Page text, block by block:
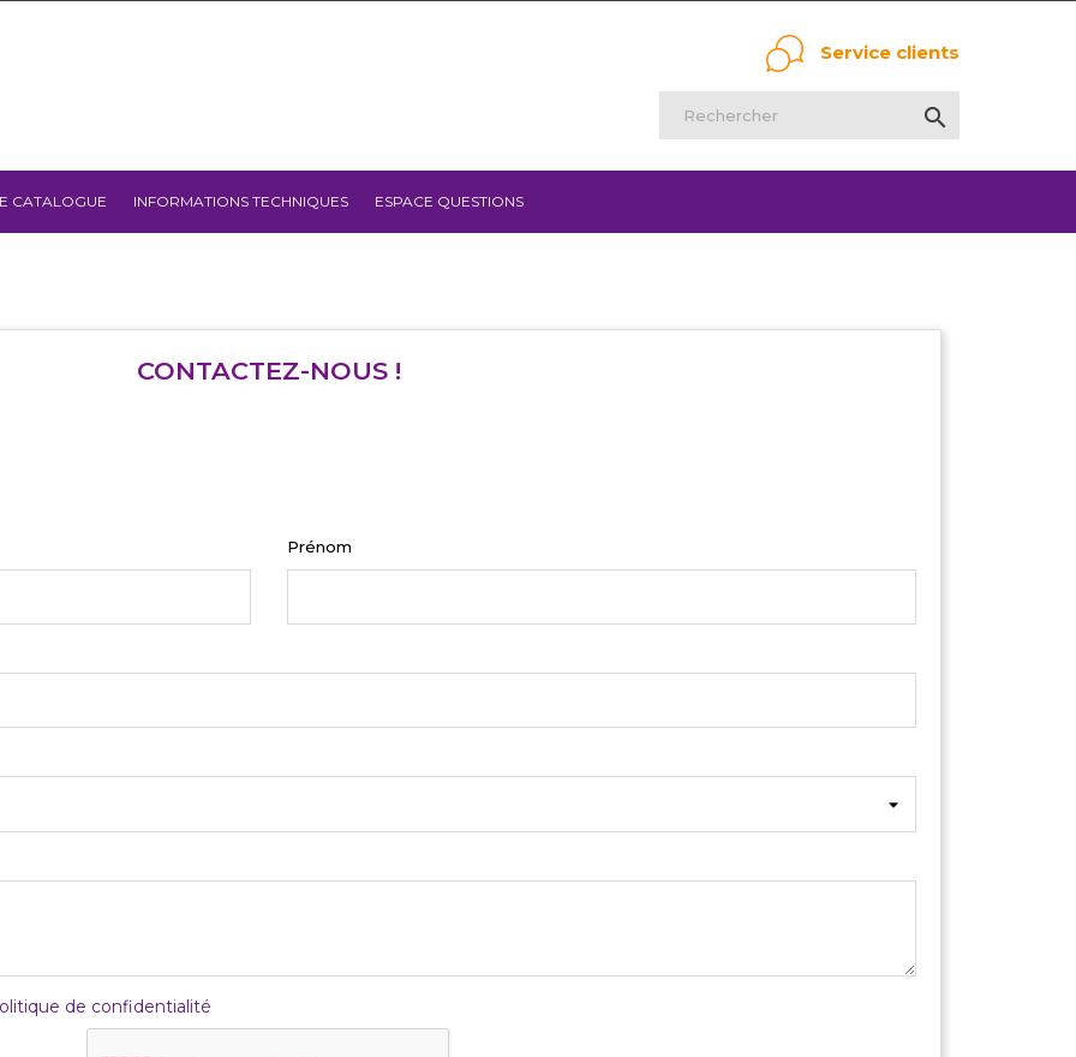
Service clients

CATALOGUE INFORMATIONS TECHNIQUES ESPACE QUESTIONS
CONTACTEZ-NOUS !
:
:
Prénom
de confidentialité